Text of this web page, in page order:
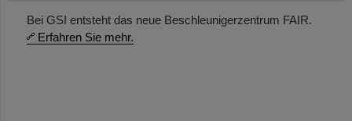
Bei GSI entsteht das neue Beschleunigerzentrum FAIR.
Erfahren Sie mehr.